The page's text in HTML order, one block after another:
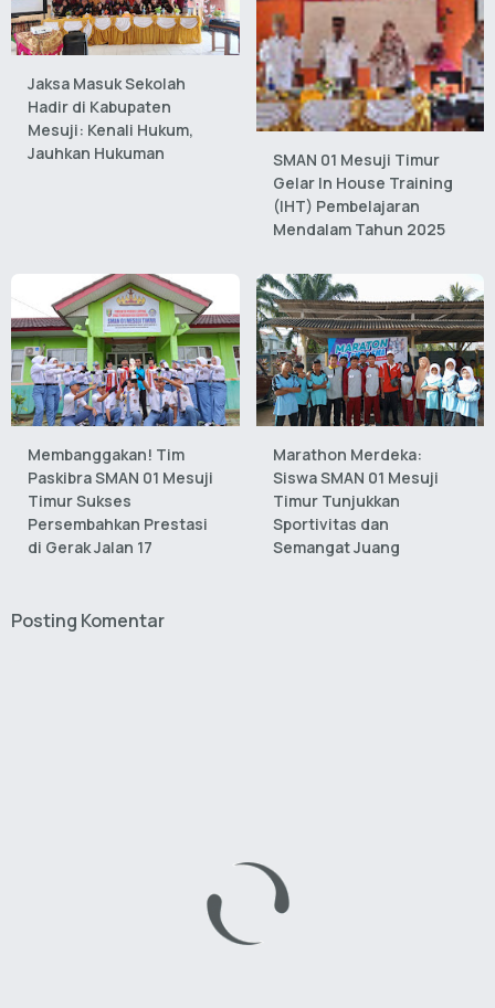
Jaksa Masuk Sekolah
Hadir di Kabupaten
Mesuji: Kenali Hukum,
Jauhkan Hukuman
SMAN 01 Mesuji Timur
Gelar In House Training
(IHT) Pembelajaran
Mendalam Tahun 2025
Membanggakan! Tim
Paskibra SMAN 01 Mesuji
Timur Sukses
Persembahkan Prestasi
di Gerak Jalan 17
Marathon Merdeka:
Siswa SMAN 01 Mesuji
Timur Tunjukkan
Sportivitas dan
Semangat Juang
Posting Komentar